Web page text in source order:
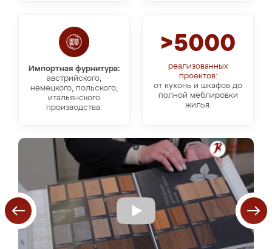
Импортная фурнитура:
австрийского,
немецкого, польского,
итальянского
производства.
>5000
реализованных
проектов:
от кухонь и шкафов до
полной меблировки
жилья.